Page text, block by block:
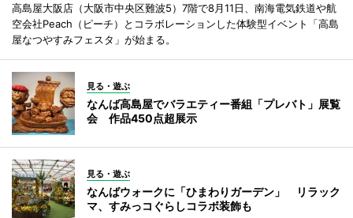
高島屋大阪店（大阪市中央区難波5）7階で8月11日、南海電気鉄道や航
空会社Peach（ピーチ）とコラボレーションした体験型イベント「高島
屋なつやすみフェスタ」が始まる。
見る・遊ぶ
なんば高島屋でバラエティー番組「プレバト」展覧
会 作品450点超展示
見る・遊ぶ
なんばウォークに「ひまわりガーデン」 リラック
マ、すみっコぐらしコラボ装飾も